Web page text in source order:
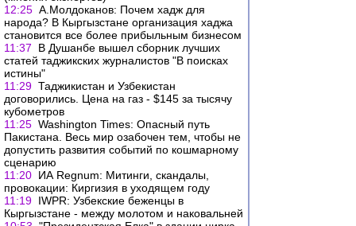
12:25 А.Молдоканов: Почем хадж для
народа? В Кыргызстане организация хаджа
становится все более прибыльным бизнесом
11:37
В Душанбе вышел сборник лучших
статей таджикских журналистов "В поисках
истины"
11:29 Таджикистан и Узбекистан
договорились. Цена на газ - $145 за тысячу
кубометров
11:25 Washington Times: Опасный путь
Пакистана. Весь мир озабочен тем, чтобы не
допустить развития событий по кошмарному
сценарию
11:20 ИА Regnum: Митинги, скандалы,
провокации: Киргизия в уходящем году
11:19 IWPR: Узбекские беженцы в
Кыргызстане - между молотом и наковальней